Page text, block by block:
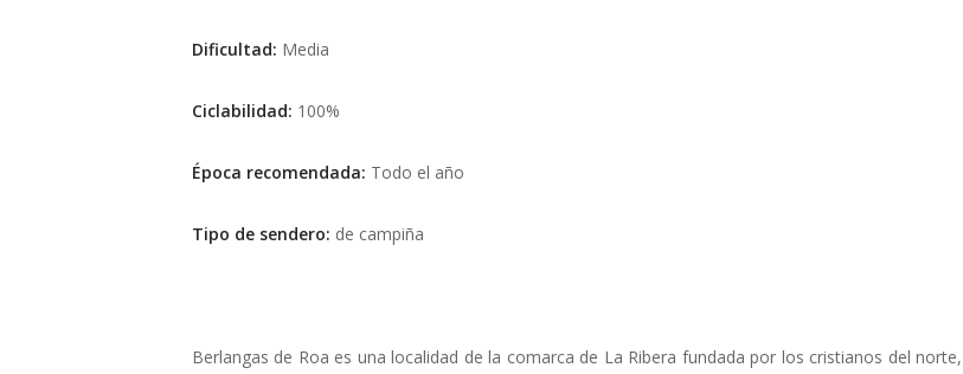
Dificultad: Media
Ciclabilidad: 100%
Época recomendada: Todo el año
Tipo de sendero: de campiña
Berlangas de Roa es una localidad de la comarca de La Ribera fundada por los cristianos del norte,